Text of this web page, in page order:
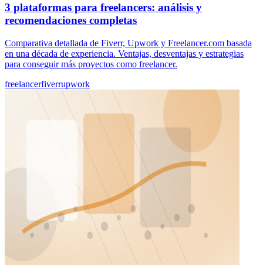
3 plataformas para freelancers: análisis y
recomendaciones completas
Comparativa detallada de Fiverr, Upwork y Freelancer.com basada
en una década de experiencia. Ventajas, desventajas y estrategias
para conseguir más proyectos como freelancer.
freelancerfiverrupwork